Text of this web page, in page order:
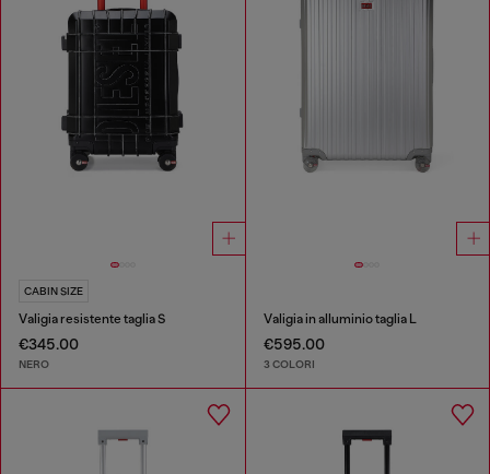
CABIN SIZE
Valigia resistente taglia S
€345.00
NERO
Valigia in alluminio taglia L
€595.00
3 COLORI